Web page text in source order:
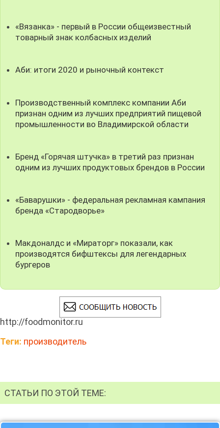
«Вязанка» - первый в России общеизвестный
товарный знак колбасных изделий
Аби: итоги 2020 и рыночный контекст
Производственный комплекс компании Аби
признан одним из лучших предприятий пищевой
промышленности во Владимирской области
Бренд «Горячая штучка» в третий раз признан
одним из лучших продуктовых брендов в России
«Баварушки» - федеральная рекламная кампания
бренда «Стародворье»
Макдоналдс и «Мираторг» показали, как
производятся бифштексы для легендарных
бургеров
http://foodmonitor.ru
Теги: производитель
СТАТЬИ ПО ЭТОЙ ТЕМЕ: